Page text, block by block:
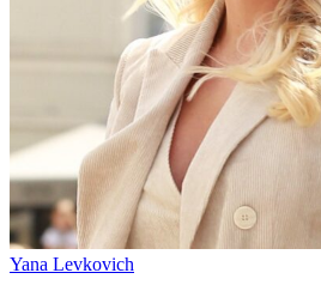
Yana Levkovich